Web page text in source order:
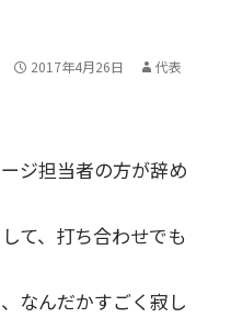
2017年4月26日 代表
ジ担当者の方が辞め
て、打ち合わせでも
なんだかすごく寂し